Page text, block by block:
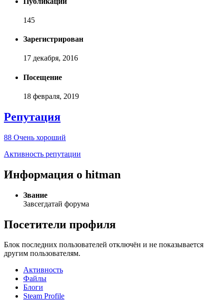
145
Зарегистрирован
17 декабря, 2016
Посещение
18 февраля, 2019
Репутация
88 Очень хороший
Активность репутации
Информация о hitman
Звание
Завсегдатай форума
Посетители профиля
Блок последних пользователей отключён и не показывается
другим пользователям.
Активность
Файлы
Блоги
Steam Profile